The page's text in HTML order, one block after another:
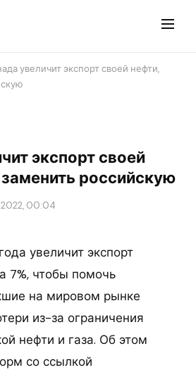
увеличит экспорт своей нефти,
экспорт своей
российскую
2022, 00:04
увеличит экспорт
7%, чтобы помочь
на мировом рынке
из-за ограничения
нефти и газа. Об этом
со ссылкой